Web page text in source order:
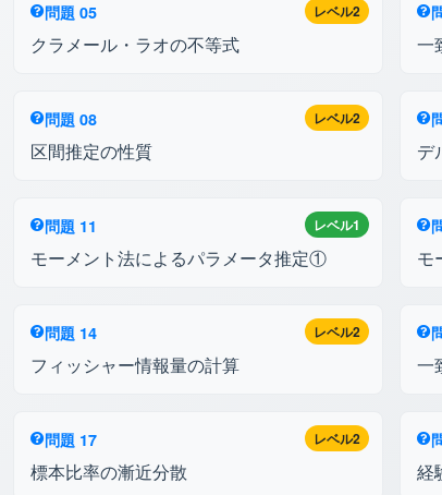
レベル2
問題 05
クラメール・ラオの不等式 一
レベル2
問題 08
区間推定の性質 デ
レベル1
問題 11
モーメント法によるパラメータ推定① モ
レベル2
問題 14
フィッシャー情報量の計算 一
レベル2
問題 17
標本比率の漸近分散 経